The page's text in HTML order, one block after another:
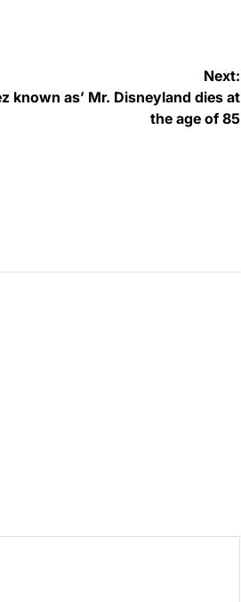
Next:
known as’ Mr. Disneyland dies at
the age of 85